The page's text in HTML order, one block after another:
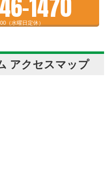
（水曜日定休）
アクセスマップ